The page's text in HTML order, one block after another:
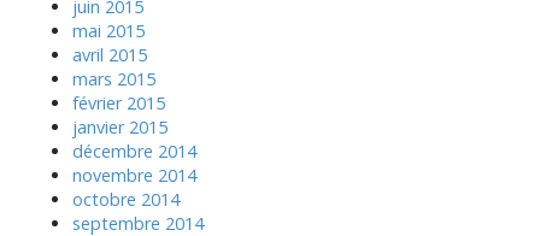
juin 2015
mai 2015
avril 2015
mars 2015
février 2015
janvier 2015
décembre 2014
novembre 2014
octobre 2014
septembre 2014